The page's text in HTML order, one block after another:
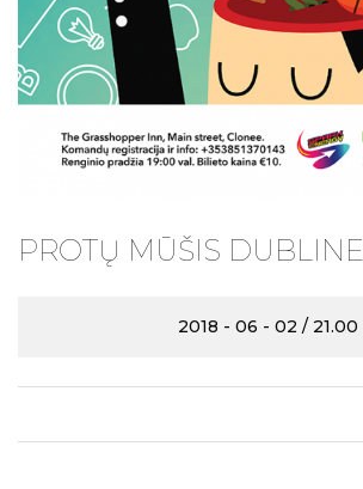
PROTŲ MŪŠIS DUBLINE
2018 - 06 - 02 / 21.00